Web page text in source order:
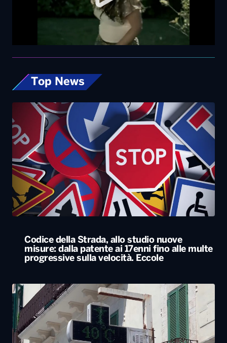
Top News
Codice della Strada, allo studio nuove
misure: dalla patente ai 17enni fino alle multe
progressive sulla velocità. Eccole